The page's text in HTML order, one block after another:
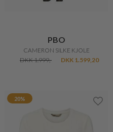
PBO
CAMERON SILKE KJOLE
DKK 1.999,-
DKK 1.599,20
20%